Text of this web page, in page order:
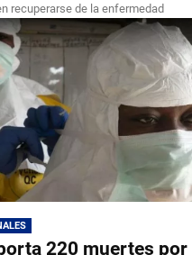
recuperarse de la enfermedad
220 muertes